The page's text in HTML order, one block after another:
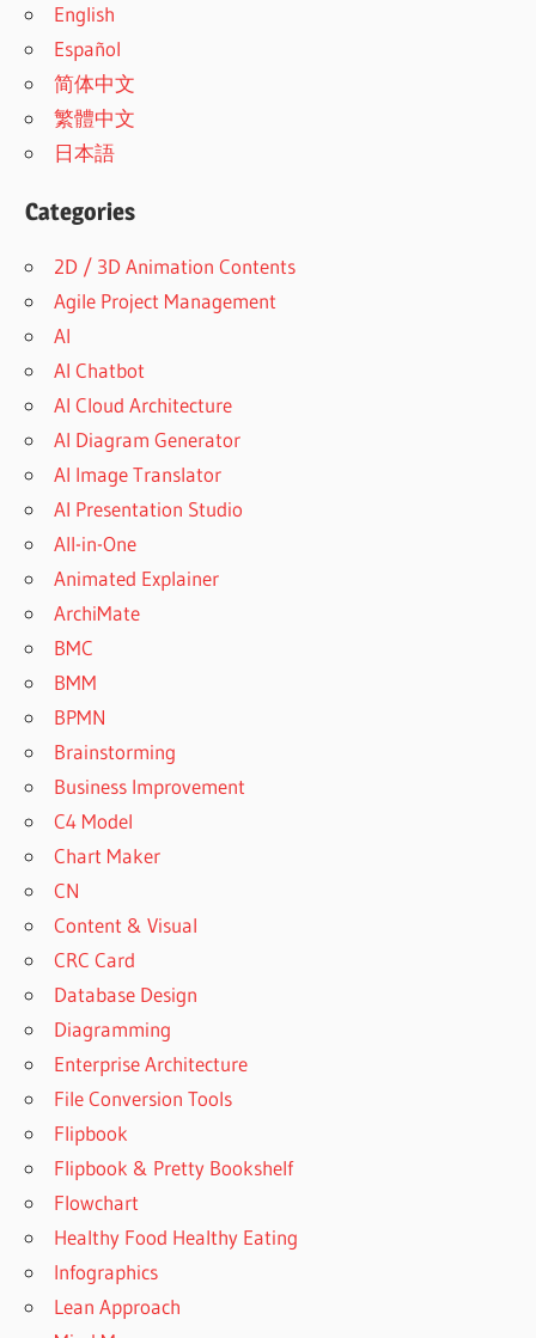
English
Español
简体中文
繁體中文
日本語
Categories
2D / 3D Animation Contents
Agile Project Management
AI
AI Chatbot
AI Cloud Architecture
AI Diagram Generator
AI Image Translator
AI Presentation Studio
All-in-One
Animated Explainer
ArchiMate
BMC
BMM
BPMN
Brainstorming
Business Improvement
C4 Model
Chart Maker
CN
Content & Visual
CRC Card
Database Design
Diagramming
Enterprise Architecture
File Conversion Tools
Flipbook
Flipbook & Pretty Bookshelf
Flowchart
Healthy Food Healthy Eating
Infographics
Lean Approach